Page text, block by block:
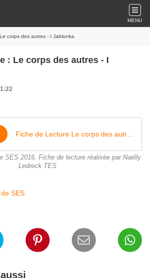
MENU
corps des autres - I Jablonka
: Le corps des autres - I
SES 2016. Fiche de lecture réalisée par Naëlly
Ledreck TES
SES